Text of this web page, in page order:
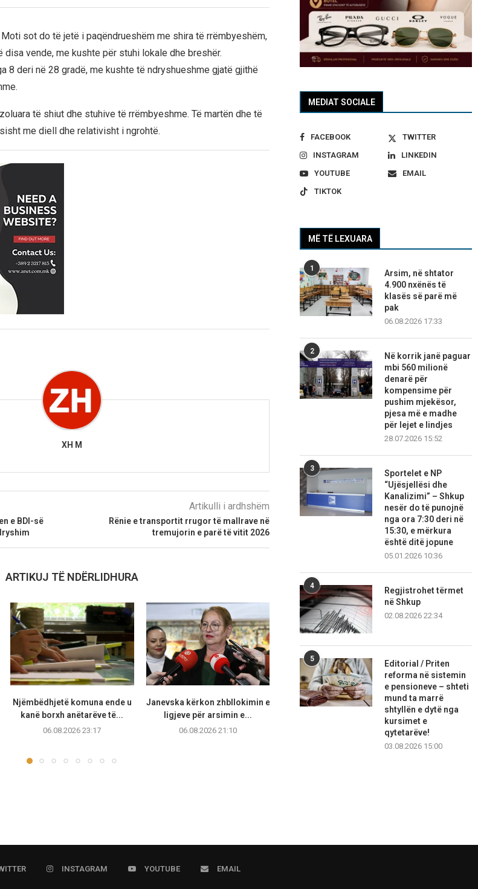
sot do të jetë i paqëndrueshëm me shira të rrëmbyeshëm,
disa vende, me kushte për stuhi lokale dhe breshër.
8 deri në 28 gradë, me kushte të ndryshueshme gjatë gjithë
të shiut dhe stuhive të rrëmbyeshme. Të martën dhe të
me diell dhe relativisht i ngrohtë.
XH M
e BDI-së
Artikulli i ardhshëm
Rënie e transportit rrugor të mallrave në
tremujorin e parë të vitit 2026
ARTIKUJ TË NDËRLIDHURA
Njëmbëdhjetë komuna ende u
kanë borxh anëtarëve të...
06.08.2026 23:17
Janevska kërkon zhbllokimin e
ligjeve për arsimin e...
06.08.2026 21:10
Fajin po e kërkojnë në vendin e
LSDM
bisedime
MEDIAT SOCIALE
FACEBOOK
TWITTER
INSTAGRAM
LINKEDIN
YOUTUBE
EMAIL
TIKTOK
MË TË LEXUARA
1
Arsim, në shtator
4.900 nxënës të
klasës së parë më
pak
06.08.2026 17:33
2
Në korrik janë paguar
mbi 560 milionë
denarë për
kompensime për
pushim mjekësor,
pjesa më e madhe
për lejet e lindjes
28.07.2026 15:52
3
Sportelet e NP
“Ujësjellësi dhe
Kanalizimi” – Shkup
nesër do të punojnë
nga ora 7:30 deri në
15:30, e mërkura
është ditë jopune
05.01.2026 10:36
4
Regjistrohet tërmet
në Shkup
02.08.2026 22:34
5
Editorial / Priten
reforma në sistemin
e pensioneve – shteti
mund ta marrë
shtyllën e dytë nga
kursimet e
qytetarëve!
03.08.2026 15:00
INSTAGRAM YOUTUBE EMAIL